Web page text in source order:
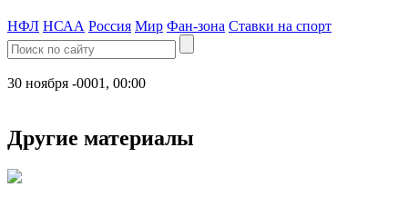
НФЛ НСАА Россия Мир Фан-зона Ставки на спорт
30 ноября -0001, 00:00
Другие материалы